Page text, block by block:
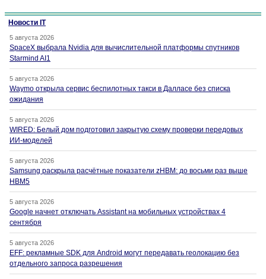
Новости IT
5 августа 2026
SpaceX выбрала Nvidia для вычислительной платформы спутников
Starmind AI1
5 августа 2026
Waymo открыла сервис беспилотных такси в Далласе без списка
ожидания
5 августа 2026
WIRED: Белый дом подготовил закрытую схему проверки передовых
ИИ-моделей
5 августа 2026
Samsung раскрыла расчётные показатели zHBM: до восьми раз выше
HBM5
5 августа 2026
Google начнет отключать Assistant на мобильных устройствах 4
сентября
5 августа 2026
EFF: рекламные SDK для Android могут передавать геолокацию без
отдельного запроса разрешения